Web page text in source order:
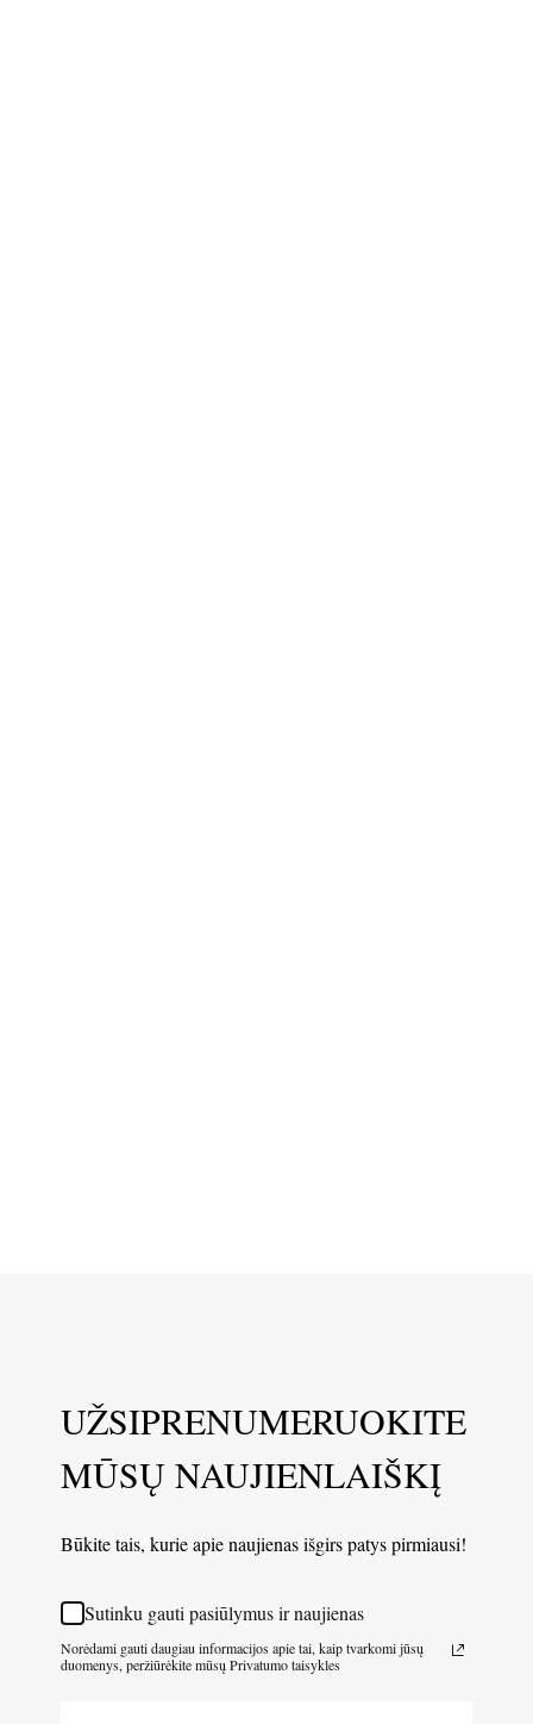
UŽSIPRENUMERUOKITE
MŪSŲ NAUJIENLAIŠKĮ
Būkite tais, kurie apie naujienas išgirs patys pirmiausi!
Sutinku gauti pasiūlymus ir naujienas
Norėdami gauti daugiau informacijos apie tai, kaip tvarkomi jūsų
duomenys, peržiūrėkite mūsų Privatumo taisykles